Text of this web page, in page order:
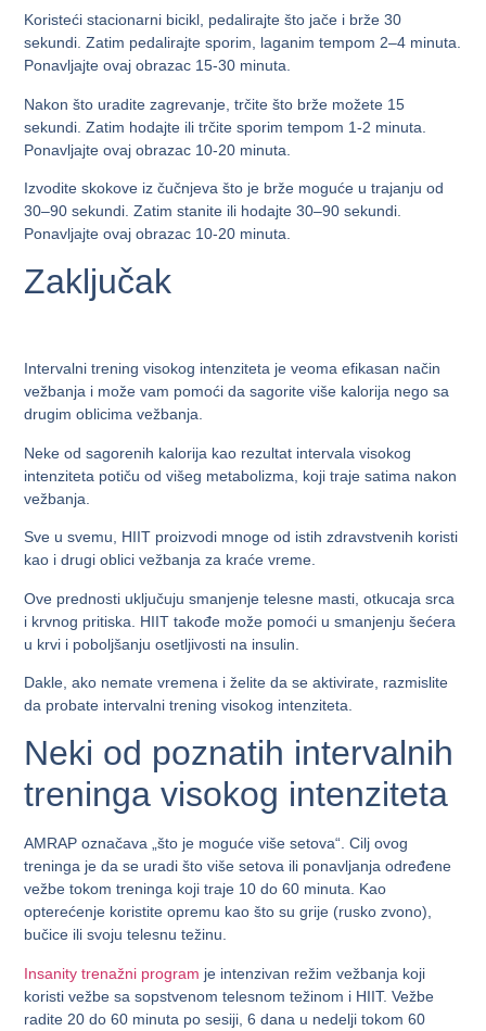
Koristeći stacionarni bicikl, pedalirajte što jače i brže 30
sekundi. Zatim pedalirajte sporim, laganim tempom 2–4 minuta.
Ponavljajte ovaj obrazac 15-30 minuta.
Nakon što uradite zagrevanje, trčite što brže možete 15
sekundi. Zatim hodajte ili trčite sporim tempom 1-2 minuta.
Ponavljajte ovaj obrazac 10-20 minuta.
Izvodite skokove iz čučnjeva što je brže moguće u trajanju od
30–90 sekundi. Zatim stanite ili hodajte 30–90 sekundi.
Ponavljajte ovaj obrazac 10-20 minuta.
Zaključak
Intervalni trening visokog intenziteta je veoma efikasan način
vežbanja i može vam pomoći da sagorite više kalorija nego sa
drugim oblicima vežbanja.
Neke od sagorenih kalorija kao rezultat intervala visokog
intenziteta potiču od višeg metabolizma, koji traje satima nakon
vežbanja.
Sve u svemu, HIIT proizvodi mnoge od istih zdravstvenih koristi
kao i drugi oblici vežbanja za kraće vreme.
Ove prednosti uključuju smanjenje telesne masti, otkucaja srca
i krvnog pritiska. HIIT takođe može pomoći u smanjenju šećera
u krvi i poboljšanju osetljivosti na insulin.
Dakle, ako nemate vremena i želite da se aktivirate, razmislite
da probate intervalni trening visokog intenziteta.
Neki od poznatih intervalnih
treninga visokog intenziteta
AMRAP označava „što je moguće više setova“. Cilj ovog
treninga je da se uradi što više setova ili ponavljanja određene
vežbe tokom treninga koji traje 10 do 60 minuta. Kao
opterećenje koristite opremu kao što su grije (rusko zvono),
bučice ili svoju telesnu težinu.
Insanity trenažni program je intenzivan režim vežbanja koji
koristi vežbe sa sopstvenom telesnom težinom i HIIT. Vežbe
radite 20 do 60 minuta po sesiji, 6 dana u nedelji tokom 60